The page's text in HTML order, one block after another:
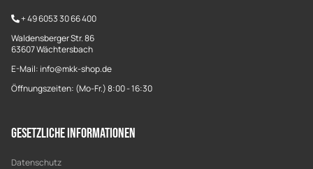
+49 6053 30 66 400
Waldensberger Str. 86
63607 Wächtersbach
E-Mail: info@mkk-shop.de
Öffnungszeiten: (Mo-Fr.) 8:00 - 16:30
Gesetzliche Informationen
Datenschutz